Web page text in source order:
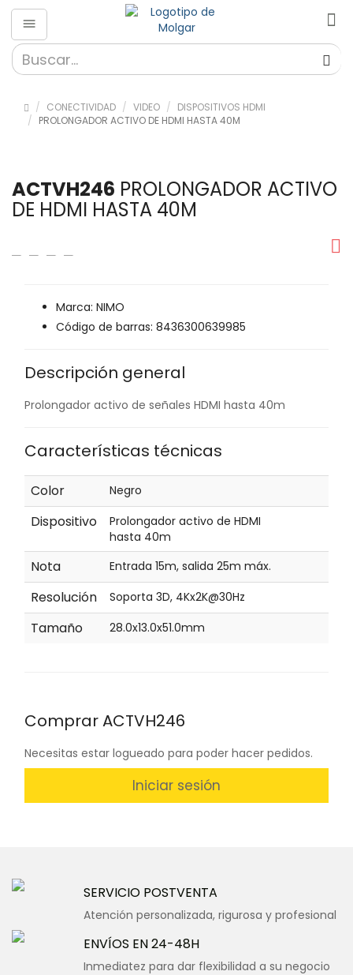
CONECTIVIDAD VIDEO
DISPOSITIVOS HDMI
PROLONGADOR ACTIVO DE HDMI HASTA 40M
ACTVH246 PROLONGADOR ACTIVO
DE HDMI HASTA 40M
Marca: NIMO
Código de barras: 8436300639985
Descripción general
Prolongador activo de señales HDMI hasta 40m
Características técnicas
Color Negro
Dispositivo
Prolongador activo de HDMI
hasta 40m
Nota Entrada 15m, salida 25m máx.
Resolución Soporta 3D, 4Kx2K@30Hz
Tamaño 28.0x13.0x51.0mm
Comprar ACTVH246
Necesitas estar logueado para poder hacer pedidos.
Iniciar sesión
SERVICIO POSTVENTA
Atención personalizada, rigurosa y profesional
ENVÍOS EN 24-48H
Inmediatez para dar flexibilidad a su negocio